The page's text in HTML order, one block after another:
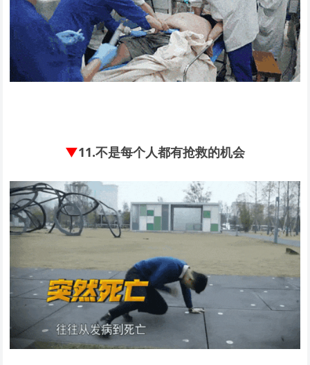
▼11.不是每个人都有抢救的机会